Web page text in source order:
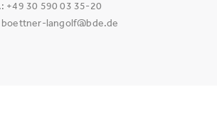
+49 30 590 03 35-20
boettner-langolf@bde.de